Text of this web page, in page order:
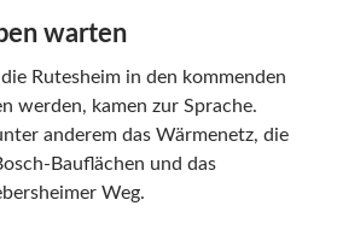
warten
Rutesheim in den kommenden
werden, kamen zur Sprache.
anderem das Wärmenetz, die
Bauflächen und das
Weg.